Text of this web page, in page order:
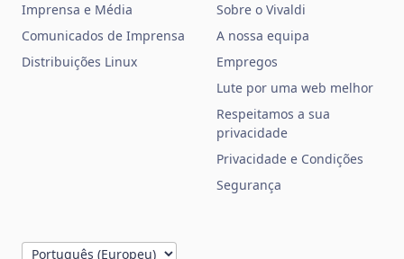
Imprensa e Média
Comunicados de Imprensa
Distribuições Linux
Sobre o Vivaldi
A nossa equipa
Empregos
Lute por uma web melhor
Respeitamos a sua
privacidade
Privacidade e Condições
Segurança